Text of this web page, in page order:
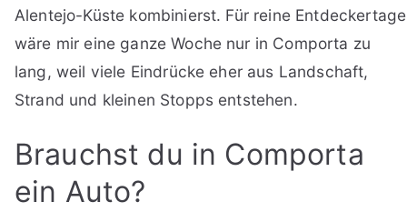
Alentejo-Küste kombinierst. Für reine Entdeckertage
wäre mir eine ganze Woche nur in Comporta zu
lang, weil viele Eindrücke eher aus Landschaft,
Strand und kleinen Stopps entstehen.
Brauchst du in Comporta
ein Auto?